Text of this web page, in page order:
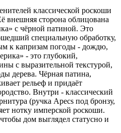
классической роскоши
внешняя сторона облицована
с чёрной патиной. Это
специальную обработку,
к капризам погоды - дождю,
- это глубокий,
с выразительной текстурой,
дерева. Чёрная патина,
рельеф и придаёт
Внутри - классический
(ручка Apecs под бронзу,
нотку имперской роскоши.
дом выглядел статусно и